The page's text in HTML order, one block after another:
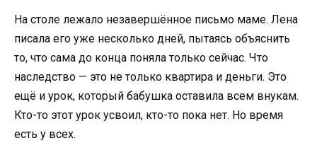
На столе лежало незавершённое письмо маме. Лена
писала его уже несколько дней, пытаясь объяснить
то, что сама до конца поняла только сейчас. Что
наследство — это не только квартира и деньги. Это
ещё и урок, который бабушка оставила всем внукам.
Кто-то этот урок усвоил, кто-то пока нет. Но время
есть у всех.